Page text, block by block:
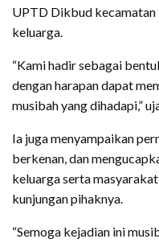
UPTD Dikbud kecamatan
keluarga.
“Kami hadir sebagai
dengan harapan dapat
musibah yang dihadapi,”
Ia juga menyampaikan
berkenan, dan
keluarga serta
kunjungan pihaknya.
“Semoga kejadian ini